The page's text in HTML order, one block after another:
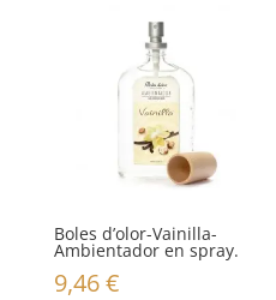
Boles d’olor-Vainilla-
Ambientador en spray.
9,46€